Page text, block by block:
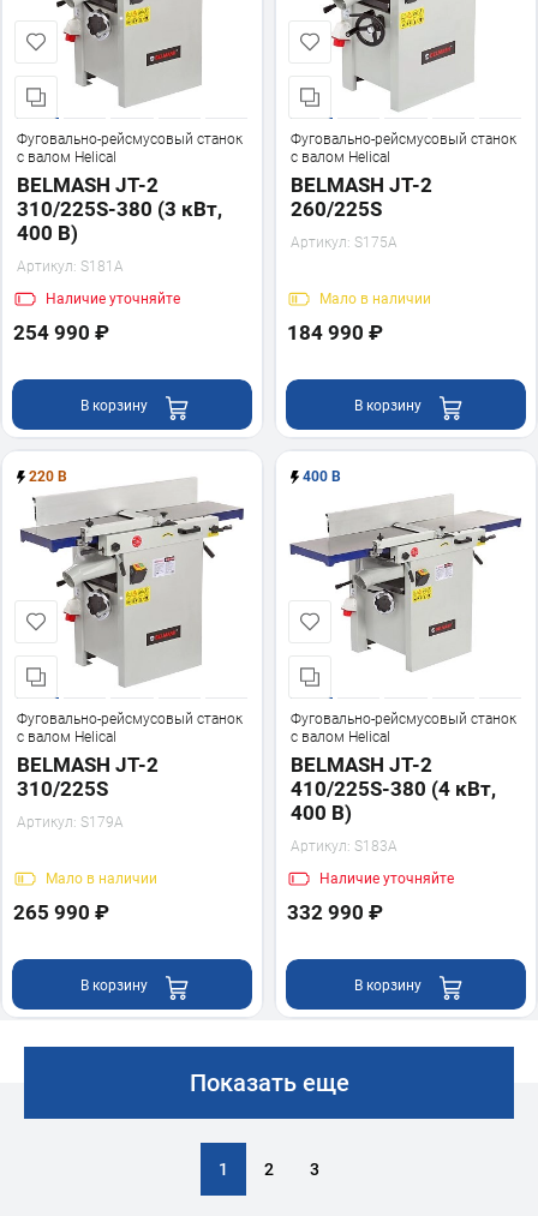
Фуговально-рейсмусовый станок
с валом Helical
BELMASH JT-2
310/225S-380 (3 кВт,
400 В)
Артикул: S181A
Наличие уточняйте
254 990 ₽
В корзину
Фуговально-рейсмусовый станок
с валом Helical
BELMASH JT-2
260/225S
Артикул: S175A
Мало в наличии
184 990 ₽
В корзину
220 В
Фуговально-рейсмусовый станок
с валом Helical
BELMASH JT-2
310/225S
Артикул: S179A
Мало в наличии
265 990 ₽
В корзину
400 В
Фуговально-рейсмусовый станок
с валом Helical
BELMASH JT-2
410/225S-380 (4 кВт,
400 В)
Артикул: S183A
Наличие уточняйте
332 990 ₽
В корзину
Показать еще
1 2 3